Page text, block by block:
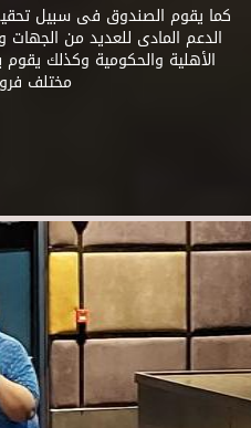
كما يقوم الصندوق فى سبيل تحقيق
الدعم المادى للعديد من الجهات
الأهلية والحكومية وكذلك يقوم
مختلف